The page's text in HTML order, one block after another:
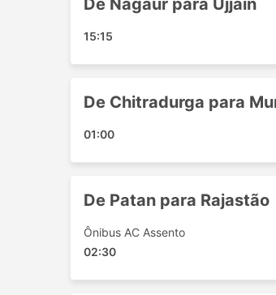
Roorkee
Nimbahera
Nala Sopara
Adhartal Chowk
Chittoor Chittorgarh
Anand
Jhansi
De Nagaur para Ujjain
15:15
De Chitradurga para
01:00
De Patan para Rajastão
Ônibus AC Assento
02:30